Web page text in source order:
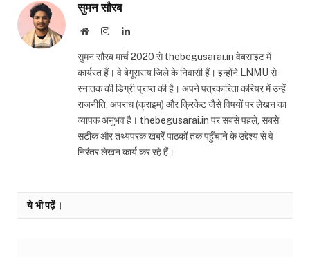
सुमन सौरब
WebsiteInstagramLinkedIn
सुमन सौरब मार्च 2020 से thebegusarai.in वेबसाइट में
कार्यरत हैं। वे बेगूसराय जिले के निवासी हैं। इन्होंने LNMU से
स्नातक की डिग्री प्राप्त की है। अपने पत्रकारिता करियर में उन्हें
राजनीति, अपराध (क्राइम) और क्रिकेट जैसे विषयों पर लेखन का
व्यापक अनुभव है। thebegusarai.in पर सबसे पहले, सबसे
सटीक और तथ्यपरक खबरें पाठकों तक पहुँचाने के उद्देश्य से वे
निरंतर लेखन कार्य कर रहे हैं।
ये भी पढ़ें।